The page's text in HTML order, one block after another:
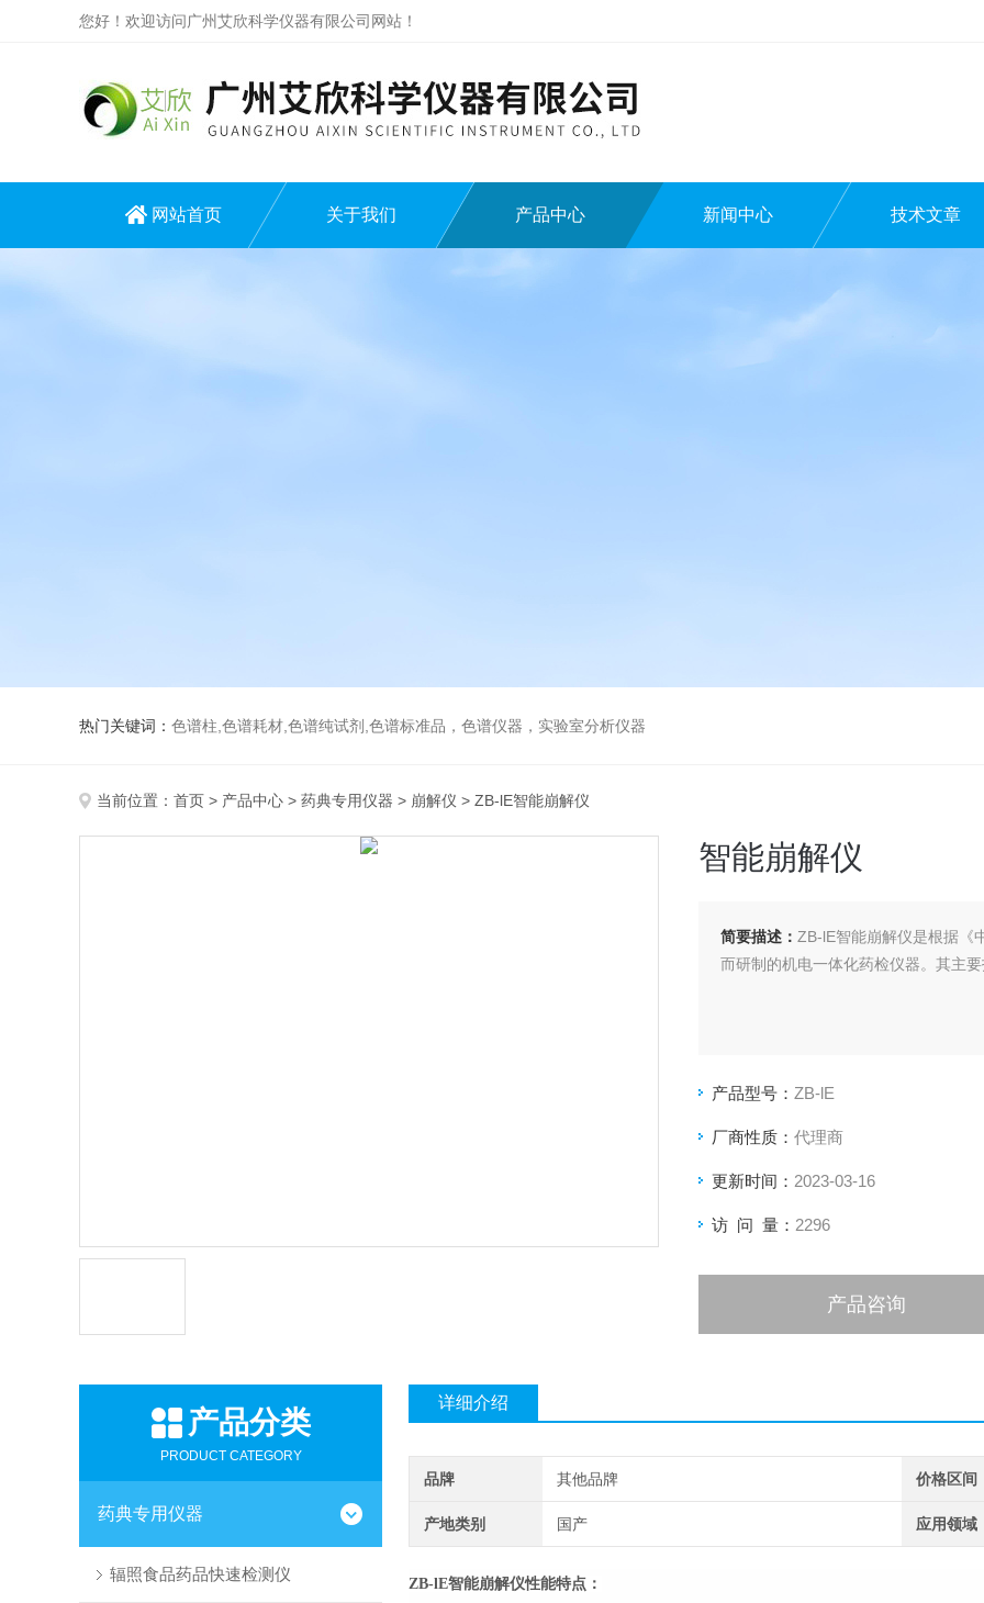
您好！欢迎访问广州艾欣科学仪器有限公司网站！
网站首页 关于我们 产品中心 新闻中心 技术文章
热门关键词： 色谱柱,色谱耗材,色谱纯试剂,色谱标准品，色谱仪器，实验室分析仪器
当前位置： 首页 > 产品中心 > 药典专用仪器 > 崩解仪 > ZB-lE智能崩解仪
智能崩解仪
简要描述： ZB-lE智能崩解仪是根据《
而研制的机电一体化药检仪器。其主
产品型号： ZB-lE
厂商性质： 代理商
更新时间： 2023-03-16
访 问 量： 2296
产品咨询
产品分类
PRODUCT CATEGORY
药典专用仪器
辐照食品药品快速检测仪
详细介绍
品牌 其他品牌 价格区间
产地类别 国产 应用领域
ZB-lE智能崩解仪性能特点：